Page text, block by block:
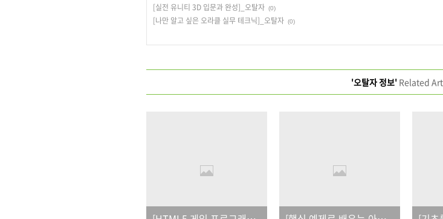
[실전 유니티 3D 입문과 완성]_오탈자 (0)
[나만 알고 싶은 오라클 실무 테크닉]_오탈자 (0)
'오탈자 정보' Related